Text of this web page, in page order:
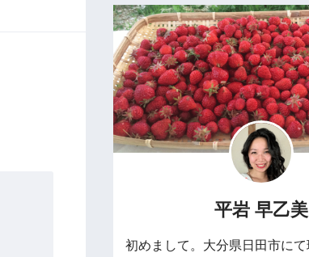
平岩 早乙美
初めまして。大分県日田市に